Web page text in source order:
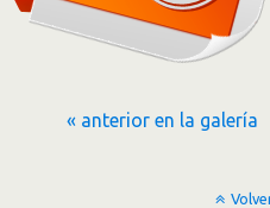
« anterior en la galería